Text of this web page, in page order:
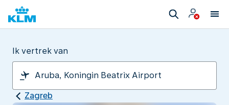
Ik vertrek van
Zagreb